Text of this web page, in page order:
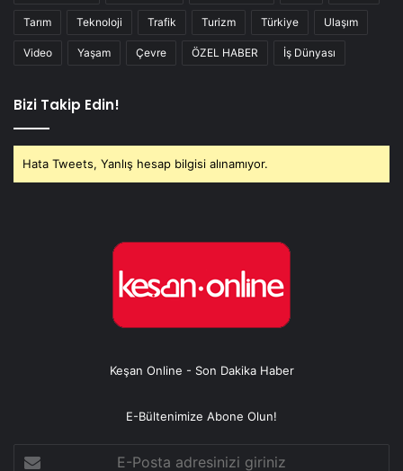
Tarım Teknoloji Trafik Turizm Türkiye Ulaşım
Video Yaşam Çevre ÖZEL HABER İş Dünyası
Bizi Takip Edin!
Hata Tweets, Yanlış hesap bilgisi alınamıyor.
Keşan Online - Son Dakika Haber
E-Bültenimize Abone Olun!